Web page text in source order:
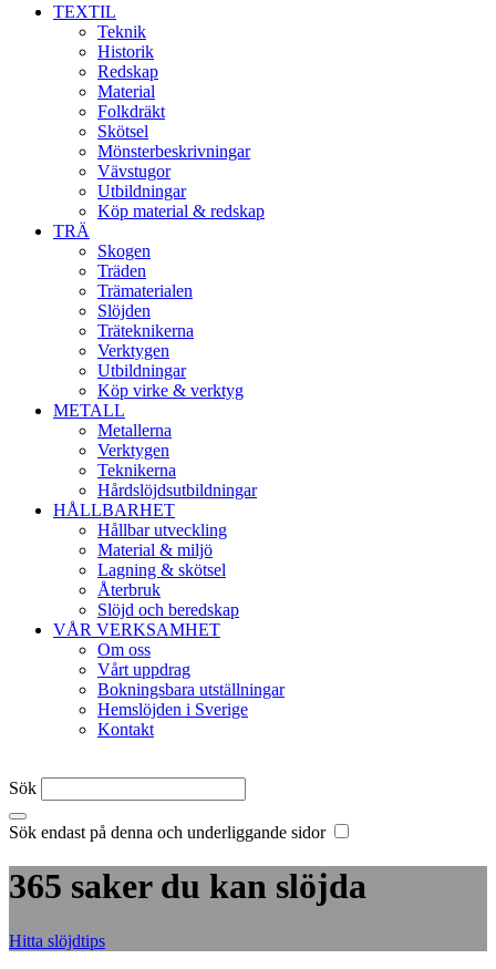
TEXTIL
Teknik
Historik
Redskap
Material
Folkdräkt
Skötsel
Mönsterbeskrivningar
Vävstugor
Utbildningar
Köp material & redskap
TRÄ
Skogen
Träden
Trämaterialen
Slöjden
Träteknikerna
Verktygen
Utbildningar
Köp virke & verktyg
METALL
Metallerna
Verktygen
Teknikerna
Hårdslöjdsutbildningar
HÅLLBARHET
Hållbar utveckling
Material & miljö
Lagning & skötsel
Återbruk
Slöjd och beredskap
VÅR VERKSAMHET
Om oss
Vårt uppdrag
Bokningsbara utställningar
Hemslöjden i Sverige
Kontakt
Sök
Sök endast på denna och underliggande sidor
365 saker du kan slöjda
Hitta slöjdtips